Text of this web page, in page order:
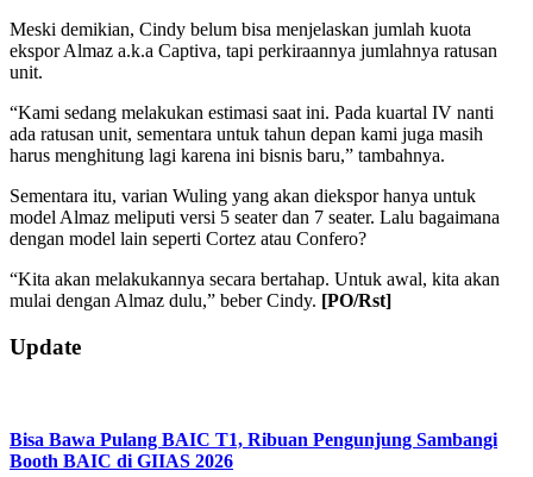
Meski demikian, Cindy belum bisa menjelaskan jumlah kuota
ekspor Almaz a.k.a Captiva, tapi perkiraannya jumlahnya ratusan
unit.
“Kami sedang melakukan estimasi saat ini. Pada kuartal IV nanti
ada ratusan unit, sementara untuk tahun depan kami juga masih
harus menghitung lagi karena ini bisnis baru,” tambahnya.
Sementara itu, varian Wuling yang akan diekspor hanya untuk
model Almaz meliputi versi 5 seater dan 7 seater. Lalu bagaimana
dengan model lain seperti Cortez atau Confero?
“Kita akan melakukannya secara bertahap. Untuk awal, kita akan
mulai dengan Almaz dulu,” beber Cindy. [PO/Rst]
2019-
07-
Update
Bisa Bawa Pulang BAIC T1, Ribuan Pengunjung Sambangi
Booth BAIC di GIIAS 2026